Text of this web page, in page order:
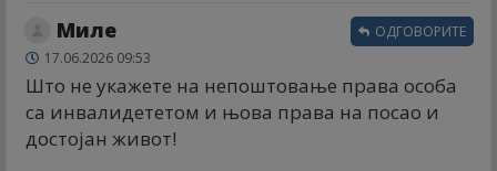
Миле
17.06.2026 09:53
Што не укажете на непоштовање права особа
са инвалидететом и њова права на посао и
достојан живот!
ОДГОВОРИТЕ